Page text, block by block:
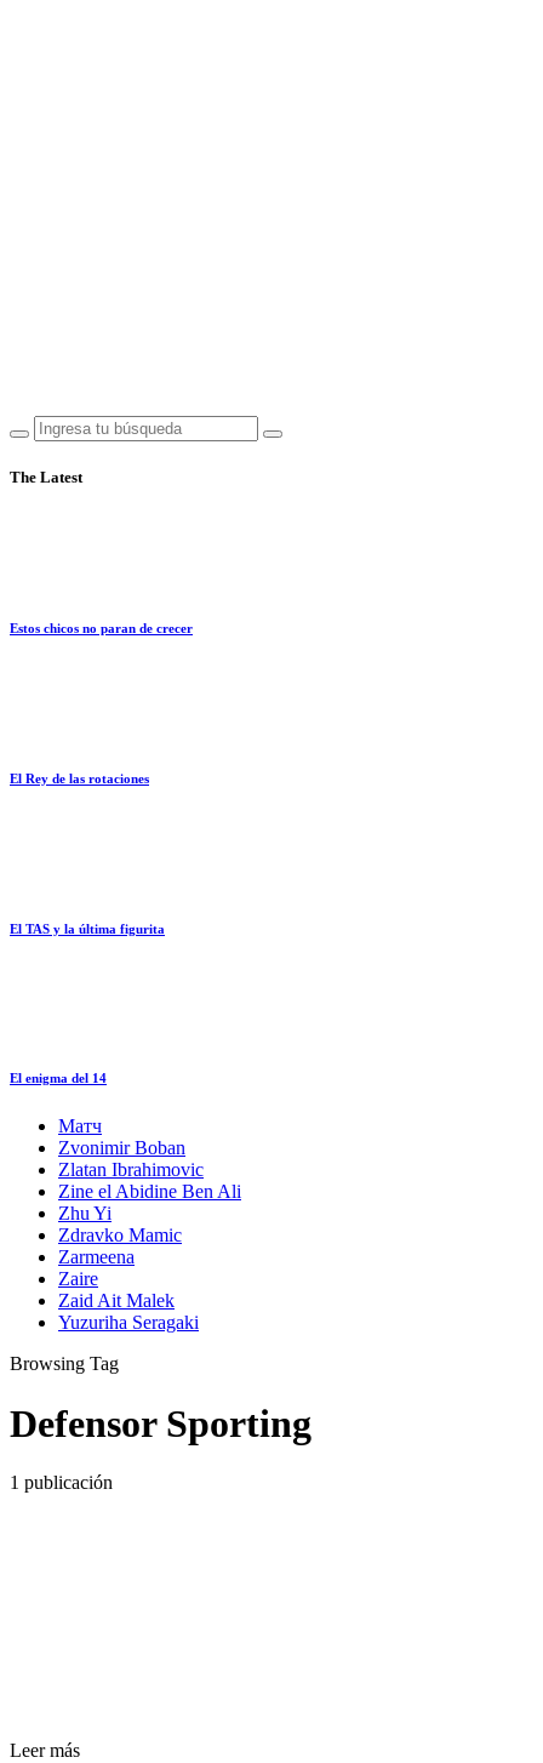
The Latest
Estos chicos no paran de crecer
El Rey de las rotaciones
El TAS y la última figurita
El enigma del 14
Матч
Zvonimir Boban
Zlatan Ibrahimovic
Zine el Abidine Ben Ali
Zhu Yi
Zdravko Mamic
Zarmeena
Zaire
Zaid Ait Malek
Yuzuriha Seragaki
Browsing Tag
Defensor Sporting
1 publicación
Leer más